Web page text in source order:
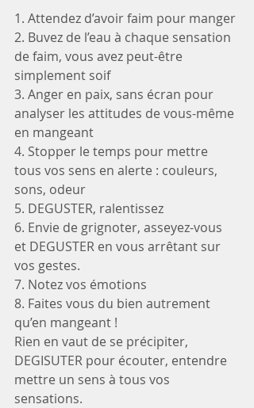
1. Attendez d’avoir faim pour manger
2. Buvez de l’eau à chaque sensation
de faim, vous avez peut-être
simplement soif
3. Anger en paix, sans écran pour
analyser les attitudes de vous-même
en mangeant
4. Stopper le temps pour mettre
tous vos sens en alerte : couleurs,
sons, odeur
5. DEGUSTER, ralentissez
6. Envie de grignoter, asseyez-vous
et DEGUSTER en vous arrêtant sur
vos gestes.
7. Notez vos émotions
8. Faites vous du bien autrement
qu’en mangeant !
Rien en vaut de se précipiter,
DEGISUTER pour écouter, entendre
mettre un sens à tous vos
sensations.